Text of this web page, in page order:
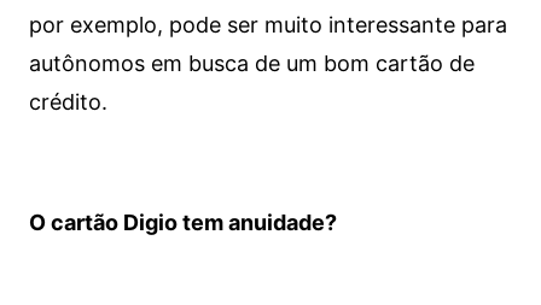
por exemplo, pode ser muito interessante para
autônomos em busca de um bom cartão de
crédito.
O cartão Digio tem anuidade?